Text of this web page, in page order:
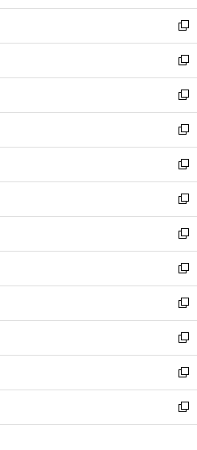
開
く
ウ
で
開
く
ン
ド
ウ
で
開
く
新
し
い
ウ
ィ
ン
ド
ウ
で
開
く
新
し
い
ウ
ィ
ン
ド
ウ
で
開
く
新
し
い
ウ
ィ
ン
ド
ウ
で
開
く
新
し
い
ウ
ィ
ン
ド
ウ
で
開
く
新
し
い
ウ
ィ
ン
ド
ウ
で
開
く
新
し
い
ウ
ィ
ン
ド
ウ
で
開
く
新
し
い
ウ
ィ
ン
ド
ウ
で
開
く
新
し
い
ウ
ィ
ン
ド
ウ
で
開
新
し
い
ウ
ィ
ン
ド
ウ
新
し
い
ウ
ィ
ン
新
し
い
ウ
新
し